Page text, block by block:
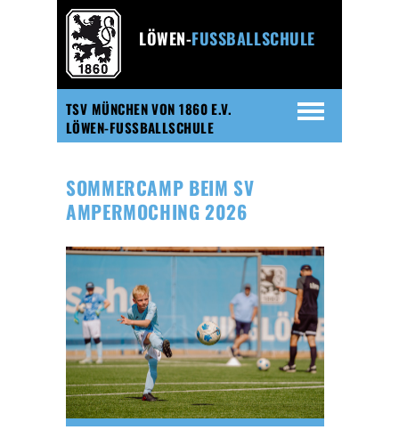
TSV MÜNCHEN VON 1860 E.V.
LÖWEN-FUSSBALLSCHULE
LÖWEN-FUSSBALLSCHULE
SOMMERCAMP BEIM SV
AMPERMOCHING 2026